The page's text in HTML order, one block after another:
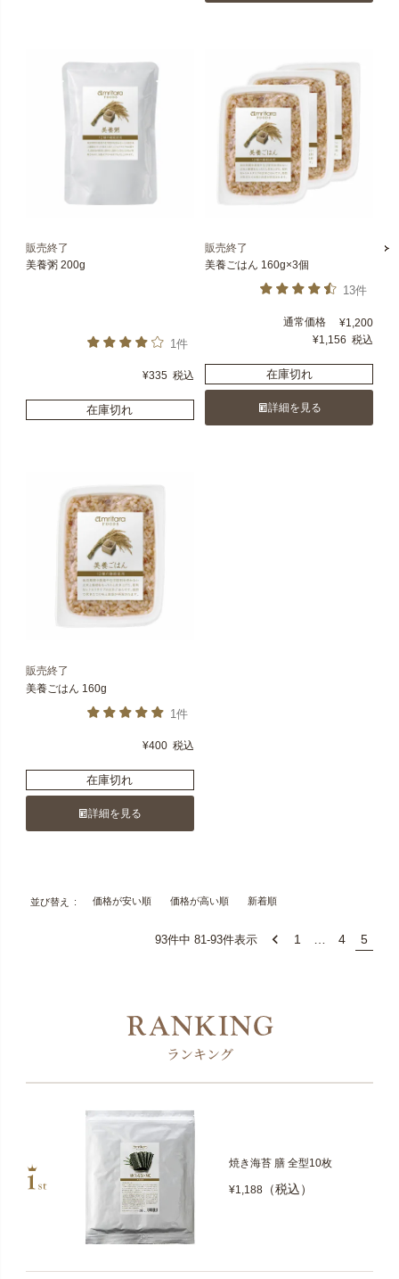
販売終了
美養粥 200g
1件
¥335 税込
在庫切れ
販売終了
美養ごはん 160g×3個
13件
通常価格 ¥1,200
¥1,156 税込
在庫切れ
詳細を見る
販売終了
美養ごはん 160g
1件
¥400 税込
在庫切れ
詳細を見る
並び替え 価格が安い順 価格が高い順 新着順
93件中 81-93件表示 1 4 5
ランキング
焼き海苔 膳 全型10枚
¥1,188（税込）